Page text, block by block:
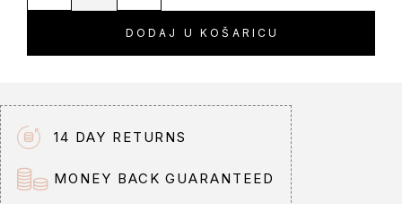
DODAJ U KOŠARICU
a
t
i
v
e
14 DAY RETURNS
MONEY BACK GUARANTEED